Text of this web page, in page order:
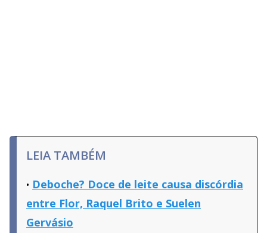
LEIA TAMBÉM
Deboche? Doce de leite causa discórdia
entre Flor, Raquel Brito e Suelen
Gervásio